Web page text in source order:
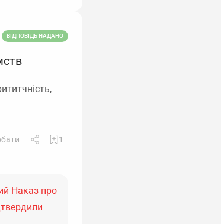
ВІДПОВІДЬ НАДАНО
1
Наказ про